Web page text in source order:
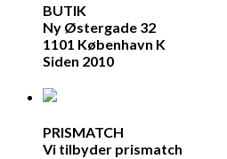
BUTIK
Ny Østergade 32
1101 København K
Siden 2010
PRISMATCH
Vi tilbyder prismatch